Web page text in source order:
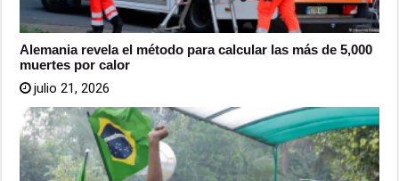
Alemania revela el método para calcular las más de 5,000
muertes por calor
julio 21, 2026